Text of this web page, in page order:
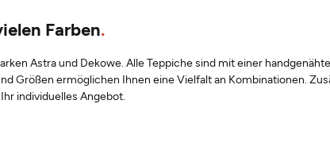
Farben
Astra und Dekowe. Alle Teppiche sind mit einer
ermöglichen Ihnen eine Vielfalt an Kombinationen.
individuelles Angebot.